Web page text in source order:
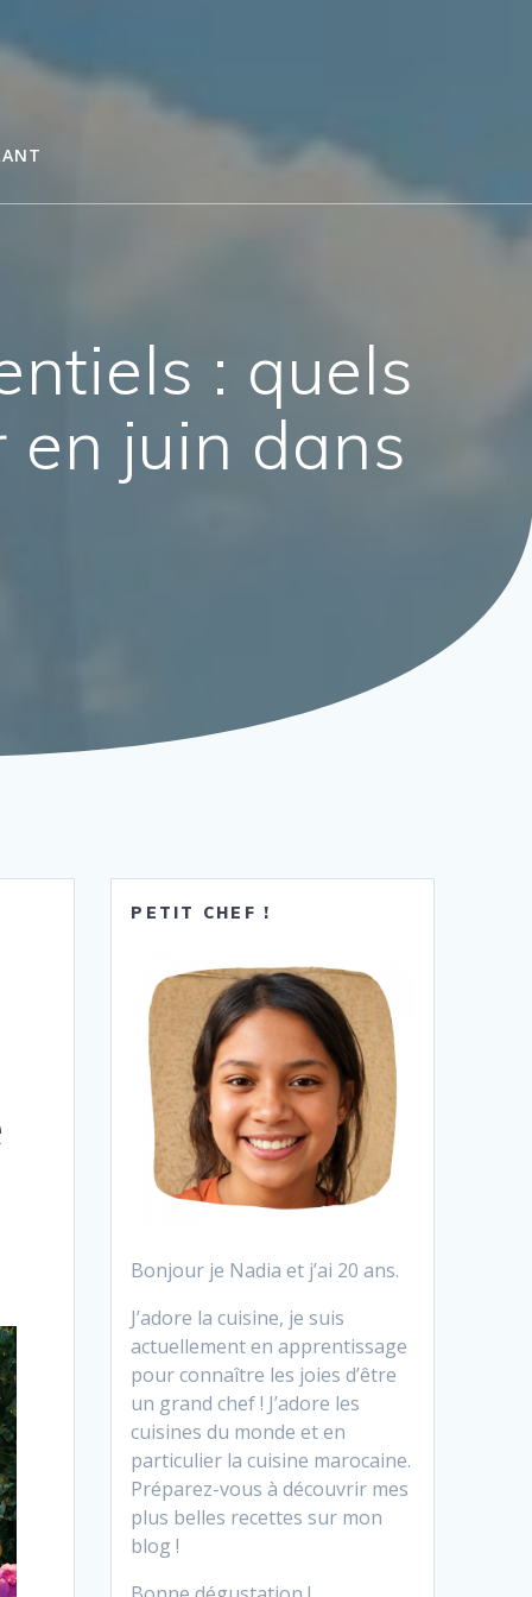
: quels
juin dans
PETIT CHEF !
Bonjour je Nadia et j’ai 20 ans.
J’adore la cuisine, je suis
actuellement en apprentissage
pour connaître les joies d’être
un grand chef ! J’adore les
cuisines du monde et en
particulier la cuisine marocaine.
Préparez-vous à découvrir mes
plus belles recettes sur mon
blog !